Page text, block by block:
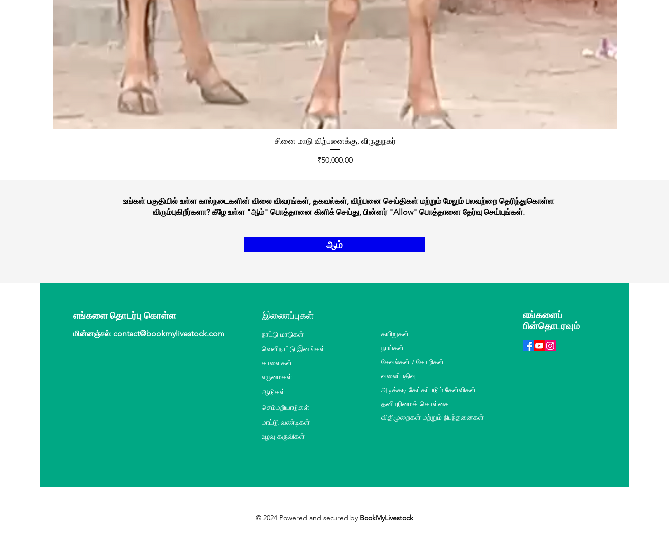
சினை மாடு விற்பனைக்கு, விருதுநகர்
Price
₹50,000.00
உங்கள் பகுதியில் உள்ள கால்நடைகளின் விலை விவரங்கள், தகவல்கள், விற்பனை செய்திகள் மற்றும் மேலும் பலவற்றை தெரிந்துகொள்ள
விரும்புகிறீர்களா? கீழே உள்ள "ஆம்" பொத்தானை கிளிக் செய்து, பின்னர் "Allow" பொத்தானை தேர்வு செய்யுங்கள்.
ஆம்
எங்களை தொடர்பு கொள்ள
மின்னஞ்சல்:contact@bookmylivestock.com
இணைப்புகள்
நாட்டு மாடுகள்
வெளிநாட்டு இனங்கள்
காளைகள்
எருமைகள்
ஆடுகள்
செம்மறியாடுகள்
மாட்டு வண்டிகள்
உழவு கருவிகள்
கயிறுகள்
நாய்கள்
சேவல்கள் / கோழிகள்
வலைப்பதிவு
அடிக்கடி கேட்கப்படும் கேள்விகள்
தனியுரிமைக் கொள்கை
விதிமுறைகள் மற்றும் நிபந்தனைகள்
எங்களைப்
பின்தொடரவும்
© 2024 Powered and secured by BookMyLivestock